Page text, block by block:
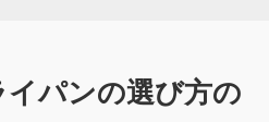
パンの選び方の